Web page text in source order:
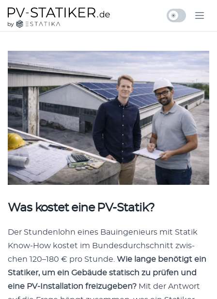
pv-statiker.de by ESTATIKA
Was kostet eine PV-Statik?
Der Stun­den­lohn eines Bauin­ge­nieurs mit Sta­tik
Know-How kostet im Bun­des­durch­schnitt zwis­
chen 120–180 € pro Stunde. Wie lange benötigt ein
Sta­tik­er, um ein Gebäude sta­tisch zu prüfen und
eine PV-Instal­la­tion freizugeben? Mit der Antwort